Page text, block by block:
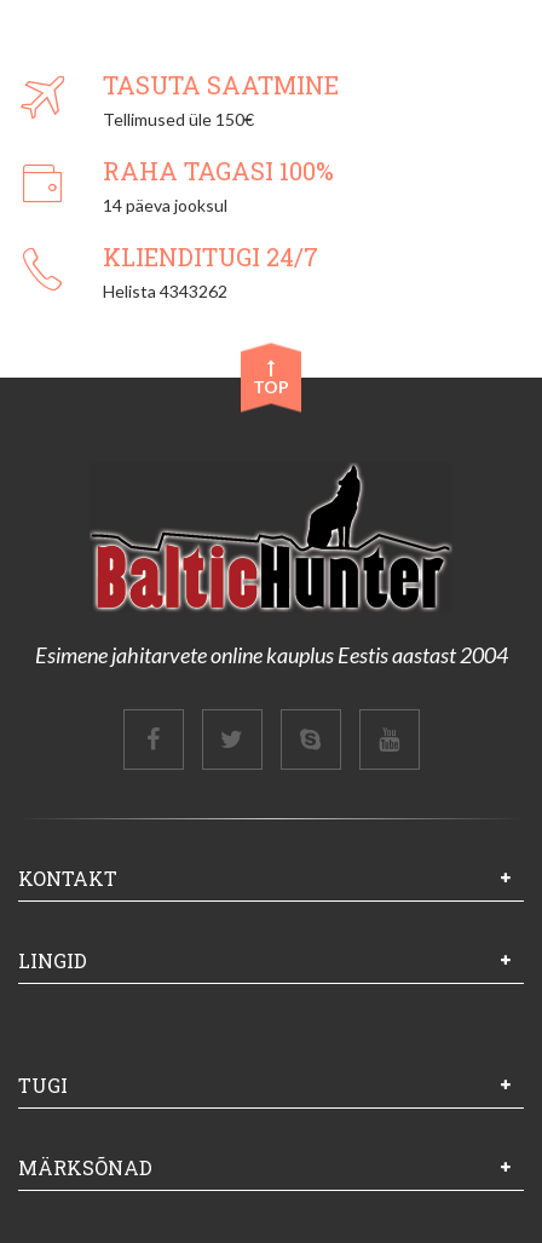
TASUTA SAATMINE
Tellimused üle 150€
RAHA TAGASI 100%
14 päeva jooksul
KLIENDITUGI 24/7
Helista 4343262
TOP
Esimene jahitarvete online kauplus Eestis aastast 2004
KONTAKT
LINGID
TUGI
MÄRKSÕNAD